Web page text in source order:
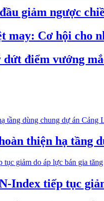
giảm ngược
may: Cơ hội cho
điểm vướng
thiện hạ tầng
Index tiếp tục